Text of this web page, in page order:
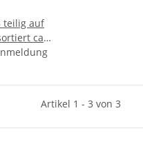
teilig auf
ca
Artikel 1 - 3 von 3